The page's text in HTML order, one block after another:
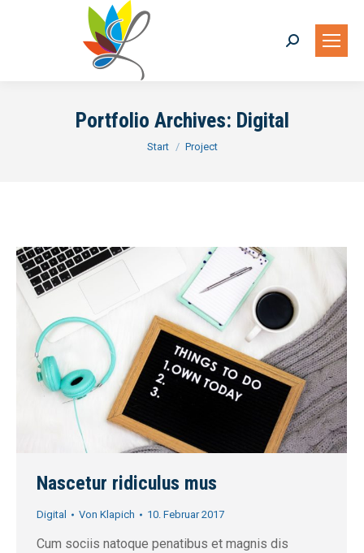
Portfolio Archives: Digital
Sie befinden sich hier:
Start Project
Nascetur ridiculus mus
Digital Von Klapich 10. Februar 2017
Cum sociis natoque penatibus et magnis dis